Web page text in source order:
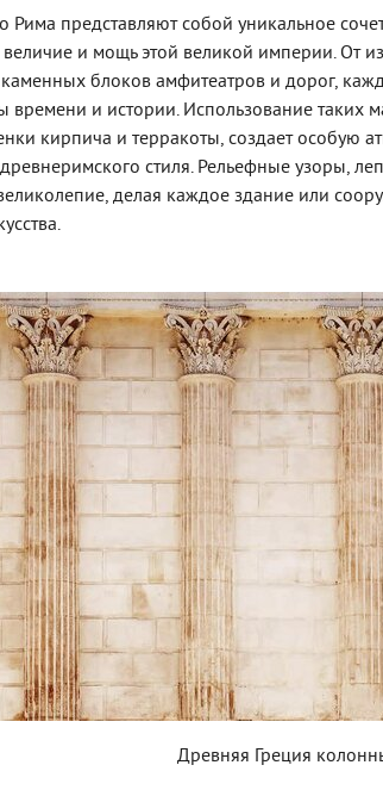
Рима представляют собой уникальное
и мощь этой великой империи. От
блоков амфитеатров и дорог,
времени и истории. Использование таких
кирпича и терракоты, создает особую
стиля. Рельефные узоры,
делая каждое здание или
Древняя Греция